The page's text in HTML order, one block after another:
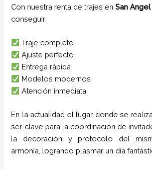
Con nuestra renta de trajes enSan Angel
conseguir:
Traje completo
Ajuste perfecto
Entrega rápida
Modelos modernos
Atención inmediata
En la actualidad el lugar donde se
ser clave para la coordinación de
la decoración y protocolo del
armonía, logrando plasmar un día